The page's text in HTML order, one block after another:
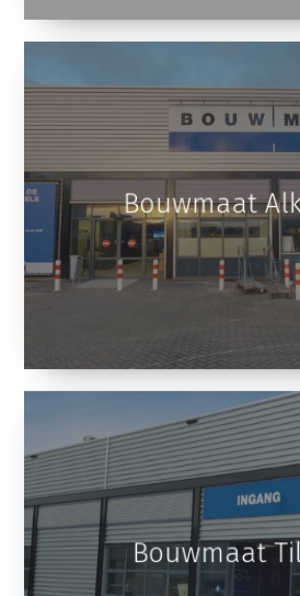
Bouwmaat
Bouwmaat